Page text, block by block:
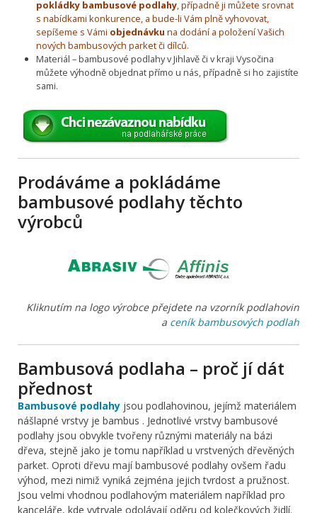
pokládky bambusové podlahy, případně ji můžete srovnat
s nabídkami konkurence, a bude-li Vám plně vyhovovat,
sepíšeme s Vámi objednávku na dodání a položení Vašich
nových bambusových parket či dílců.
Materiál – bambusové podlahy v Jihlavě či v kraji Vysočina
můžete výhodně objednat přímo u nás, případně si ho zajistíte
sami.
Prodáváme a pokládáme
bambusové podlahy těchto
výrobců
Kliknutím na logo výrobce přejdete na vzorník podlahovin
a ceník bambusových podlah
Bambusová podlaha – proč jí dát
přednost
Bambusové podlahy jsou podlahovinou, jejímž materiálem
nášlapné vrstvy je bambus . Jednotlivé vrstvy bambusové
podlahy jsou obvykle tvořeny různými materiály na bázi
dřeva, stejně jako je tomu například u vrstvených dřevěných
parket. Oproti dřevu mají bambusové podlahy ovšem řadu
výhod, mezi nimiž vyniká zejména jejich tvrdost a pružnost.
Jsou velmi vhodnou podlahovým materiálem například pro
kanceláře, kde vytrvale odolávají oděru od kolečkových židlí.